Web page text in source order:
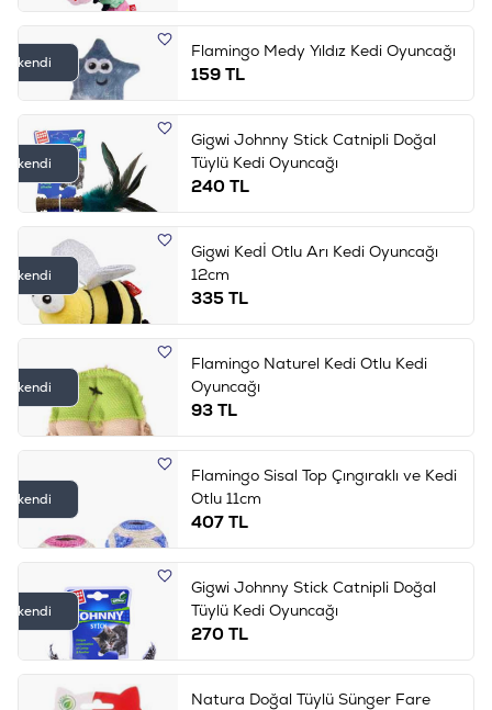
Tükendi
Flamingo Medy Yıldız Kedi Oyuncağı
159TL
Tükendi
Gigwi Johnny Stick Catnipli Doğal
Tüylü Kedi Oyuncağı
240 TL
Tükendi
Gigwi Kedİ Otlu Arı Kedi Oyuncağı
12cm
335TL
Tükendi
Flamingo Naturel Kedi Otlu Kedi
Oyuncağı
93TL
Tükendi
Flamingo Sisal Top Çıngıraklı ve Kedi
Otlu 11cm
407TL
Tükendi
Gigwi Johnny Stick Catnipli Doğal
Tüylü Kedi Oyuncağı
270 TL
Natura Doğal Tüylü Sünger Fare